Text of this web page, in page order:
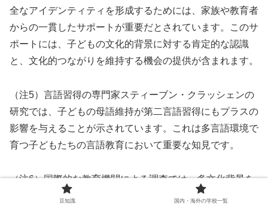
全なアイデンティティを形成するためには、家族や教育者
からの一貫したサポートが重要だとされています。このサ
ポートには、子どもの文化的背景に対する肯定的な認識
と、文化的つながりを維持する機会の提供が含まれます。
（注5）言語習得の専門家スティーブン・クラッシェンの
研究では、子どもの母語維持が第二言語習得にもプラスの
影響を与えることが示されています。これは多言語環境で
育つ子どもたちの言語教育において重要な知見です。
（注6）国際的な教育機関による調査では、多文化背景を
持つ生徒たちは文化的適応力や柔軟性に優れている一方
豆知識 国内・海外の学校一覧